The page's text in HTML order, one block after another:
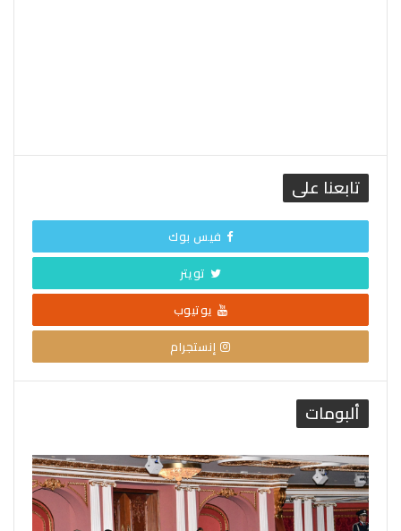
تابعنا على
فيس بوك
تويتر
يوتيوب
إنستجرام
ألبومات